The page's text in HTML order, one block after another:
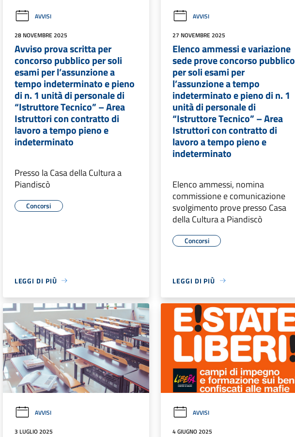
AVVISI
28 NOVEMBRE 2025
Avviso prova scritta per
concorso pubblico per soli
esami per l’assunzione a
tempo indeterminato e pieno
di n. 1 unità di personale di
“Istruttore Tecnico” – Area
Istruttori con contratto di
lavoro a tempo pieno e
indeterminato
Presso la Casa della Cultura a
Piandiscò
Concorsi
LEGGI DI PIÙ
AVVISI
27 NOVEMBRE 2025
Elenco ammessi e variazione
sede prove concorso pubblico
per soli esami per
l’assunzione a tempo
indeterminato e pieno di n. 1
unità di personale di
“Istruttore Tecnico” – Area
Istruttori con contratto di
lavoro a tempo pieno e
indeterminato
Elenco ammessi, nomina
commissione e comunicazione
svolgimento prove presso Casa
della Cultura a Piandiscò
Concorsi
LEGGI DI PIÙ
AVVISI
3 LUGLIO 2025
AVVISI
4 GIUGNO 2025